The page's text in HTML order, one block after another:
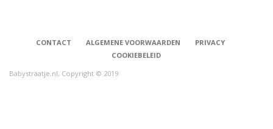
CONTACT ALGEMENE VOORWAARDEN
PRIVACY
COOKIEBELEID
Babystraatje.nl, Copyright © 2019